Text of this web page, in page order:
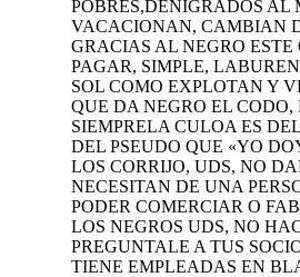
POBRES,DENIGRADOS AL
VACACIONAN, CAMBIAN
GRACIAS AL NEGRO
PAGAR, SIMPLE,
SOL COMO EXPLOTAN Y
QUE DA NEGRO EL CODO,
SIEMPRELA CULOA ES
DEL PSEUDO QUE «YO
LOS CORRIJO, UDS, NO
NECESITAN DE UNA
PODER COMERCIAR O
LOS NEGROS UDS, NO
PREGUNTALE A TUS
TIENE EMPLEADAS EN